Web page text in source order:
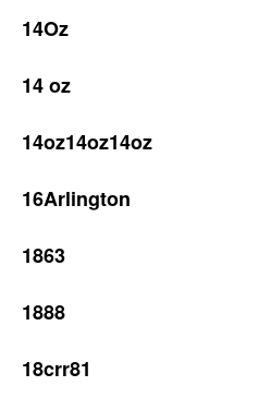
14Oz
14 oz
14oz14oz14oz
16Arlington
1863
1888
18crr81